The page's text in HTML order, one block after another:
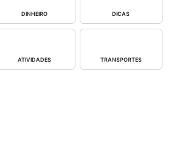
DINHEIRO DICAS
ATIVIDADES TRANSPORTES